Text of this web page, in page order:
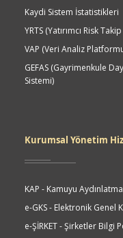
Kaydi Sistem İstatistikleri
YRTS (Yatırımcı Risk
VAP (Veri Analiz
GEFAS (Gayrimenkule
Sistemi)
Kurumsal Yönetim
KAP - Kamuyu
e-GKS - Elektronik Genel
e-ŞİRKET - Şirketler Bilgi